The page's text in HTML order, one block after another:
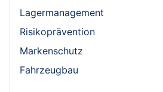
Lagermanagement
Risikoprävention
Markenschutz
Fahrzeugbau